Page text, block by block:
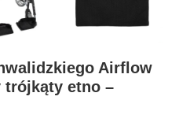
Airflow
trójkąty etno –